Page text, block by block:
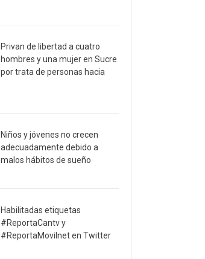
Privan de libertad a cuatro
hombres y una mujer en Sucre
por trata de personas hacia
Niños y jóvenes no crecen
adecuadamente debido a
malos hábitos de sueño
Habilitadas etiquetas
#ReportaCantv y
#ReportaMovilnet en Twitter